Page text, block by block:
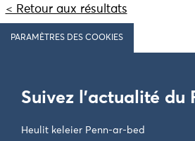
< Retour aux résultats
PARAMÈTRES DES COOKIES
Suivez l'actualité du
Heulit keleier Penn-ar-bed